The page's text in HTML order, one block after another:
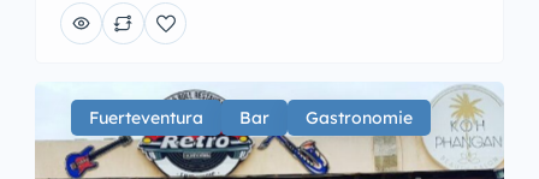
Fuerteventura Bar Gastronomie